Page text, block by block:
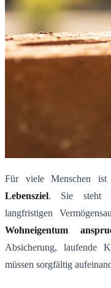
Für viele Menschen
Lebensziel. Sie steht
langfristigen
Wohneigentum
Absicherung, laufende
müssen sorgfältig